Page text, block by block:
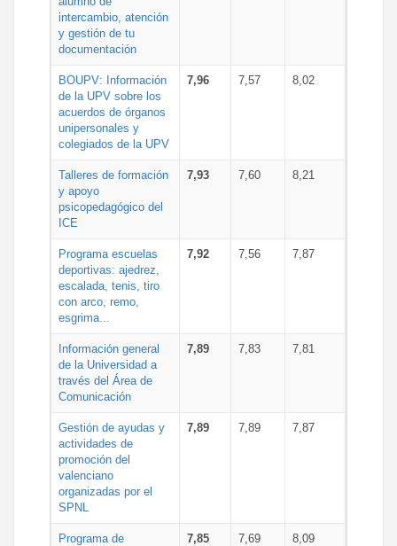
intercambio, atención
y gestión de tu
documentación
BOUPV: Información
de la UPV sobre los
acuerdos de órganos
unipersonales y
colegiados de la UPV
7,96 7,57 8,02
Talleres de formación
y apoyo
psicopedagógico del
ICE
7,93 7,60 8,21
Programa escuelas
deportivas: ajedrez,
escalada, tenis, tiro
con arco, remo,
esgrima...
7,92 7,56 7,87
Información general
de la Universidad a
través del Área de
Comunicación
7,89 7,83 7,81
Gestión de ayudas y
actividades de
promoción del
valenciano
organizadas por el
SPNL
7,89 7,89 7,87
Programa de
7,85 7,69 8,09